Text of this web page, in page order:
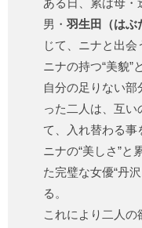
ある日、累は母・
男・ 羽生田（はぶ
じて、ニナと出会
ニナの持つ“美貌”
自分の足りない
った二人は、互い
て、入れ替わる事
ニナの“美しさ”と
た完璧な女優“丹
る。
これにより二人の